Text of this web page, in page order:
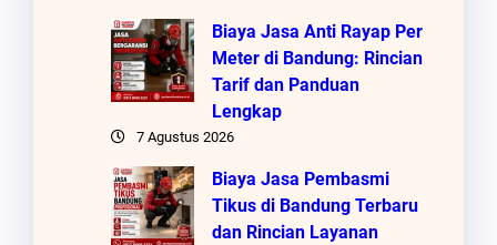
Biaya Jasa Anti Rayap Per
Meter di Bandung: Rincian
Tarif dan Panduan
Lengkap
7 Agustus 2026
Biaya Jasa Pembasmi
Tikus di Bandung Terbaru
dan Rincian Layanan